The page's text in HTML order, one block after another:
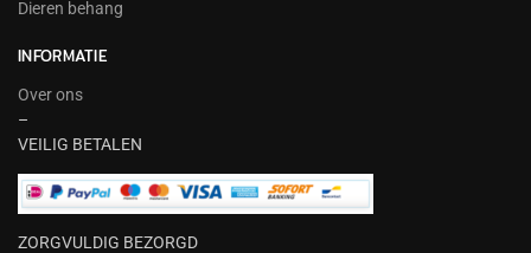
Dieren behang
INFORMATIE
Over ons
–
VEILIG BETALEN
ZORGVULDIG BEZORGD